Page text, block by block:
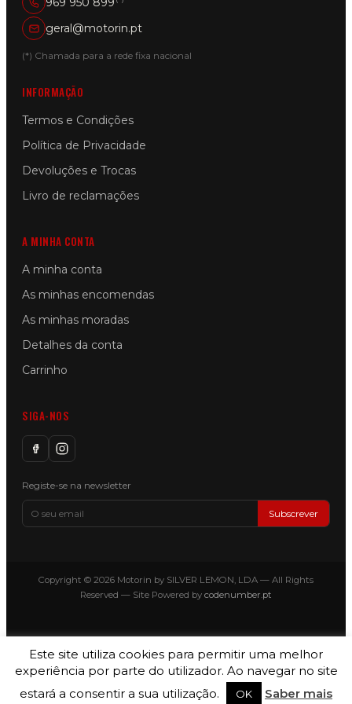
geral@motorin.pt
(*) Chamada para a rede fixa nacional
INFORMAÇÃO
Termos e Condições
Política de Privacidade
Devoluções e Trocas
Livro de reclamações
A MINHA CONTA
A minha conta
As minhas encomendas
As minhas moradas
Detalhes da conta
Carrinho
SIGA-NOS
Registe-se na newsletter
Subscrever
Copyright © 2026 Motorin by SILVER LEMON, LDA — All Rights
Reserved — Site Powered by codenumber.pt
Este site utiliza cookies para permitir uma melhor
experiência por parte do utilizador. Ao navegar no site
estará a consentir a sua utilização.
OK Saber mais